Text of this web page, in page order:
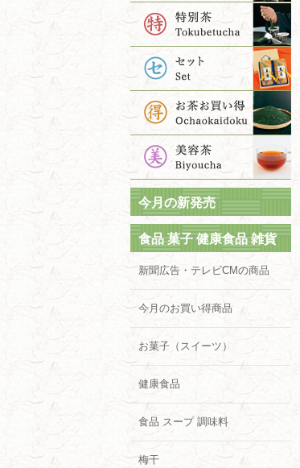
今月の新発売
食品 菓子 健康食品 雑貨
新聞広告・テレビCMの商品
今月のお買い得商品
お菓子（スイーツ）
健康食品
食品 スープ 調味料
梅干